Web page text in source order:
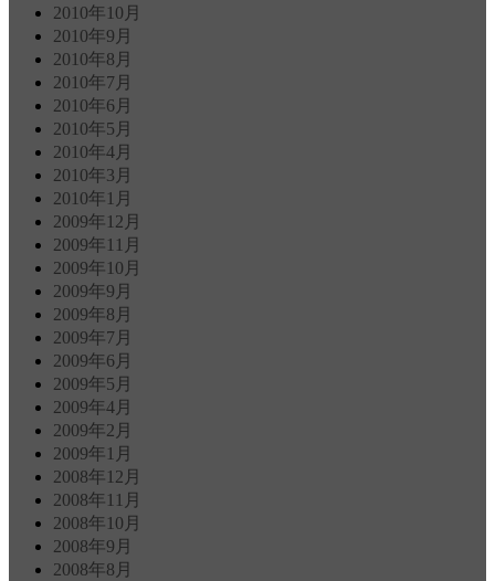
2010年10月
2010年9月
2010年8月
2010年7月
2010年6月
2010年5月
2010年4月
2010年3月
2010年1月
2009年12月
2009年11月
2009年10月
2009年9月
2009年8月
2009年7月
2009年6月
2009年5月
2009年4月
2009年2月
2009年1月
2008年12月
2008年11月
2008年10月
2008年9月
2008年8月